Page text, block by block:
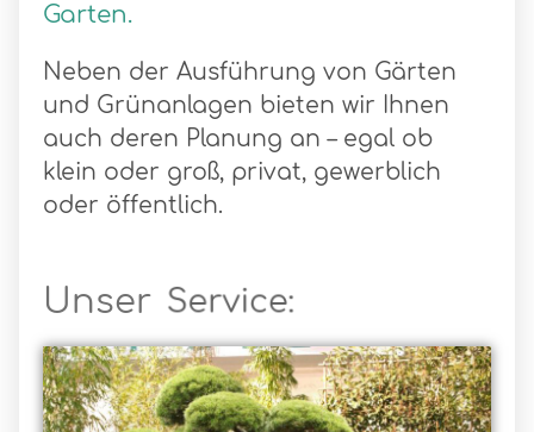
Garten.
Neben der Ausführung von Gärten
und Grünanlagen bieten wir Ihnen
auch deren Planung an – egal ob
klein oder groß, privat, gewerblich
oder öffentlich.
Unser Service: